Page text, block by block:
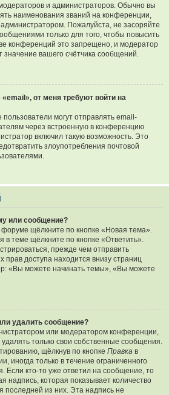
и администраторов. Обычно вы
наименования званий на конференции,
Пожалуйста, не засоряйте
только для того, чтобы повысить
конференций это запрещено, и модератор
значение вашего счётчика сообщений.
от меня требуют войти на
могут отправлять email-
через встроенную в конференцию
включил такую возможность. Это
злоупотребления почтовой
или сообщение?
щёлкните по кнопке «Новая тема».
теме щёлкните по кнопке «Ответить».
прежде чем отправить
доступа находится внизу страниц
«Вы можете начинать темы», «Вы можете
удалить сообщение?
или модератором конференции,
только свои собственные сообщения.
щёлкнув по кнопке Правка в
иногда только в течение ограниченного
Если кто-то уже ответил на сообщение, то
надпись, которая показывает количество
последней из них. Эта надпись не